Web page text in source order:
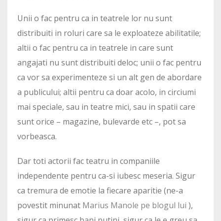
Unii o fac pentru ca in teatrele lor nu sunt
distribuiti in roluri care sa le exploateze abilitatile;
altii o fac pentru ca in teatrele in care sunt
angajati nu sunt distribuiti deloc; unii o fac pentru
ca vor sa experimenteze si un alt gen de abordare
a publicului; altii pentru ca doar acolo, in circiumi
mai speciale, sau in teatre mici, sau in spatii care
sunt orice – magazine, bulevarde etc –, pot sa
vorbeasca.
Dar toti actorii fac teatru in companiile
independente pentru ca-si iubesc meseria. Sigur
ca tremura de emotie la fiecare aparitie (ne-a
povestit minunat Marius Manole pe blogul lui ),